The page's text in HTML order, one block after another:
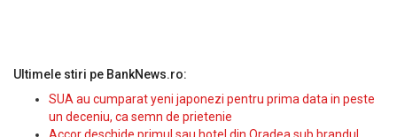
Ultimele stiri pe BankNews.ro:
SUA au cumparat yeni japonezi pentru prima data in peste
un deceniu, ca semn de prietenie